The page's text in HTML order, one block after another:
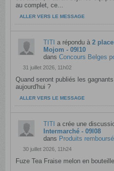
au complet, ce...
ALLER VERS LE MESSAGE
TITI a répondu à2
Mojom - 09l10
dansConcours Belges
31 juillet 2026, 11h02
Quand seront publiés les
aujourd'hui ?
ALLER VERS LE MESSAGE
TITI a crée une
Intermarché - 09l08
dans Produits
30 juillet 2026, 11h24
Fuze Tea Fraise melon en